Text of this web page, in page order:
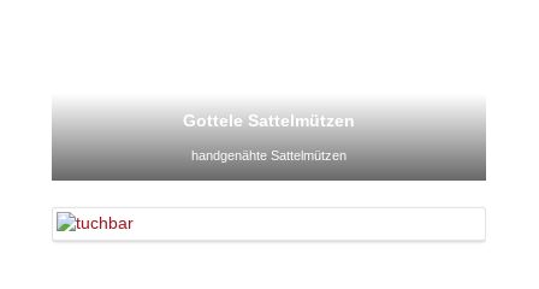
Gottele Sattelmützen
handgenähte Sattelmützen